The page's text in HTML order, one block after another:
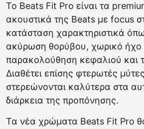
Το Beats Fit Pro είναι τα
ακουστικά της Beats με focus
κατάσταση χαρακτηριστικά
ακύρωση θορύβου, χωρικό ήχο
παρακολούθηση κεφαλιού και
Διαθέτει επίσης φτερωτές
στερεώνονται καλύτερα στα
διάρκεια της προπόνησης.
Τα νέα χρώματα Beats Fit Pro θα